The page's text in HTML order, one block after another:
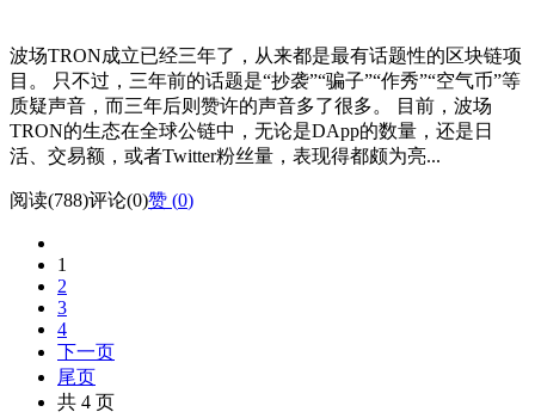
波场TRON成立已经三年了，从来都是最有话题性的区块链项
目。 只不过，三年前的话题是“抄袭”“骗子”“作秀”“空气币”等
质疑声音，而三年后则赞许的声音多了很多。 目前，波场
TRON的生态在全球公链中，无论是DApp的数量，还是日
活、交易额，或者Twitter粉丝量，表现得都颇为亮...
阅读(788)评论(0)赞 (0)
1
2
3
4
下一页
尾页
共 4 页